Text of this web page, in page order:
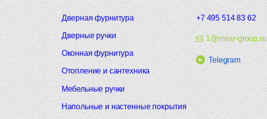
+7 495 514 83 62
1@mirar-group.ru
Telegram
Дверная фурнитура
Дверные ручки
Оконная фурнитура
Отопление и сантехника
Мебельные ручки
Напольные и настенные покрытия